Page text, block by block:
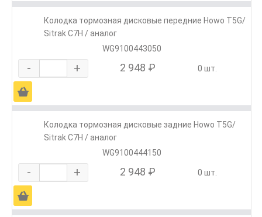
Колодка тормозная дисковые передние Howo T5G/
Sitrak C7H / аналог
WG9100443050
- + 2 948 ₽ 0 шт.
Ä
Колодка тормозная дисковые задние Howo T5G/
Sitrak C7H / аналог
WG9100444150
- + 2 948 ₽ 0 шт.
Ä